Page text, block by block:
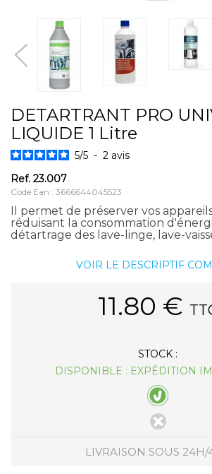
DETARTRANT PRO
LIQUIDE 1 Litre
5/5 - 2 avis
Ref. 23.007
Code Ean : 3666644045523
Il permet de préserver vos
réduisant la consommation
détartrage des lave-linge, lave-
VOIR LE DESCRIPTIF
11.80 €
STOCK :
DISPONIBLE : EXPÉDITION
LIVRAISON SOUS 24H/